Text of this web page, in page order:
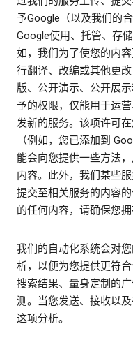
予Google（以及我们的
Google使用、托管、存
如，我们为了使您的内
行翻译、改编或其他更
版、公开演示、公开展
予的权限，仅能用于运
发新的服务。该项许可
（例如，您已添加到
能会向您提供一些方法
内容。此外，我们某些
提交至相关服务的内容
的任何内容，请确保您
我们的自动化系统会对
析，以便为您提供更符
搜索结果、量身定制的
测。当您发送、接收以
这项分析。